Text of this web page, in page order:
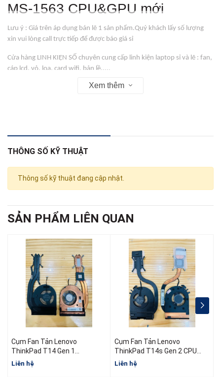
MS-1563 CPU&GPU mới
Lưu ý : Giá trên áp dụng bán lẽ 1 sản phẩm.Quý khách lấy số lượng
xin vui lòng call trực tiếp để được báo giá sỉ
Cửa hàng LINH KIỆN SỐ chuyên cung cấp linh kiện laptop sỉ và lẽ : fan,
cáp lcd, vỏ, loa, card wifi, bản lề,....
----> TẤT CẢ SẢN PHẨM HÀNG MỚI
Zalo: 0933.823.693 KD
Xem thêm
THÔNG SỐ KỸ THUẬT
Thông số kỹ thuật đang cập nhật.
SẢN PHẨM LIÊN QUAN
Cụm Fan Tản Lenovo
ThinkPad T14 Gen 1
5H40W36698 5H40W36699
5H40W36700
Liên hệ
Cụm Fan Tản Lenovo
ThinkPad T14s Gen 2 CPU
AMD
Liên hệ